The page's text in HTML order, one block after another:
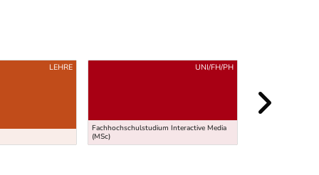
LEHRE
Fachhochschulstudium Interactive Media
(MSc)
UNI/FH/PH